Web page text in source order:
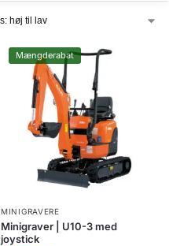
Mængderabat
MINIGRAVERE
Minigraver | U10-3 med
joystick